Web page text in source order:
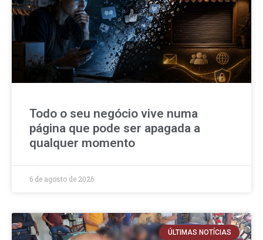
Todo o seu negócio vive numa
página que pode ser apagada a
qualquer momento
6 de agosto de 2026
ÚLTIMAS NOTÍCIAS